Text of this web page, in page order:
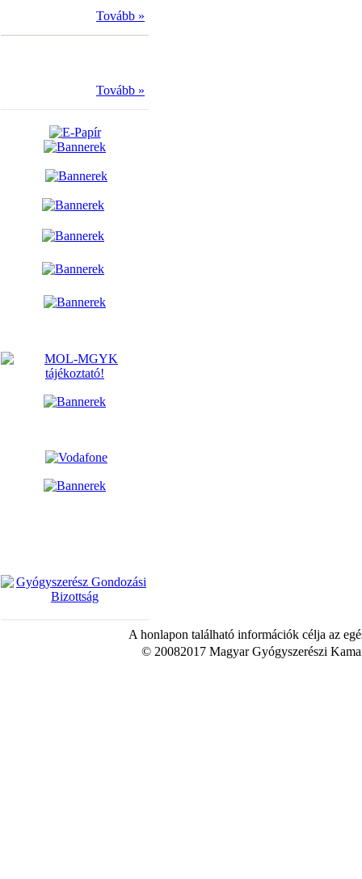
Tovább »
Tovább »
A honlapon található információk célja az
© 20082017 Magyar Gyógyszerészi